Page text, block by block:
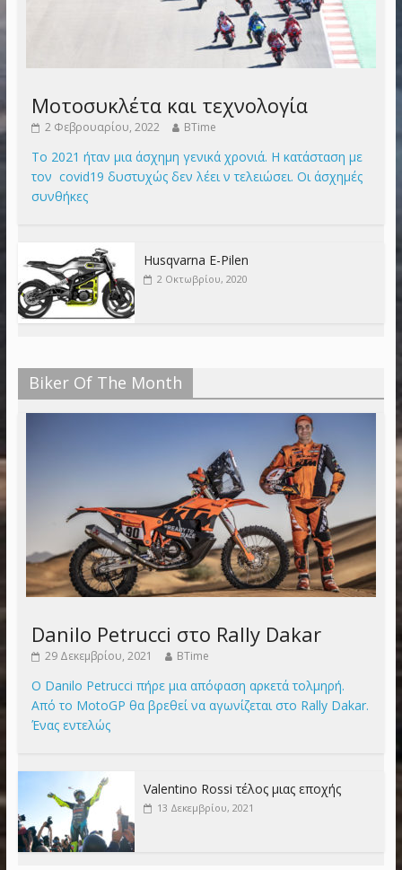
Μοτοσυκλέτα και τεχνολογία
2 Φεβρουαρίου, 2022 BTime
Το 2021 ήταν μια άσχημη γενικά χρονιά. Η κατάσταση με
τον covid19 δυστυχώς δεν λέει ν τελειώσει. Οι άσχημές
συνθήκες
Husqvarna E-Pilen
2 Οκτωβρίου, 2020
Biker Of The Month
Danilo Petrucci στο Rally Dakar
29 Δεκεμβρίου, 2021 BTime
Ο Danilo Petrucci πήρε μια απόφαση αρκετά τολμηρή.
Από το MotoGP θα βρεθεί να αγωνίζεται στο Rally Dakar.
Ένας εντελώς
Valentino Rossi τέλος μιας εποχής
13 Δεκεμβρίου, 2021